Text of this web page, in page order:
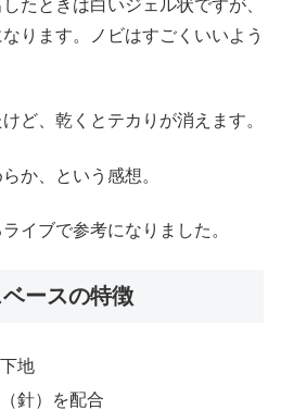
たときは白いジェル状ですが、
ります。ノビはすごくいいよう
ど、乾くとテカりが消えます。
か、という感想。
イブで参考になりました。
ースの特徴
地
針）を配合